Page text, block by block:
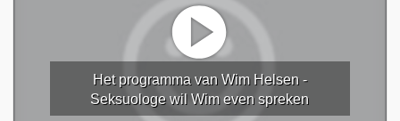
Het programma van Wim Helsen -
Seksuologe wil Wim even spreken